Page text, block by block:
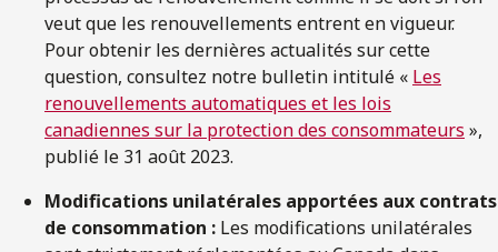
veut que les renouvellements entrent en vigueur.
Pour obtenir les dernières actualités sur cette
question, consultez notre bulletin intitulé « Les
renouvellements automatiques et les lois
canadiennes sur la protection des consommateurs »,
publié le 31 août 2023.
Modifications unilatérales apportées aux contrats
de consommation : Les modifications unilatérales